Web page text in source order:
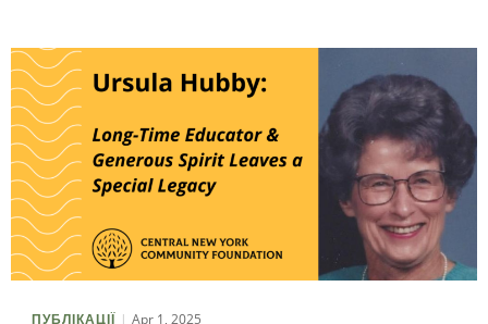
ПУБЛІКАЦІЇ Apr 1, 2025